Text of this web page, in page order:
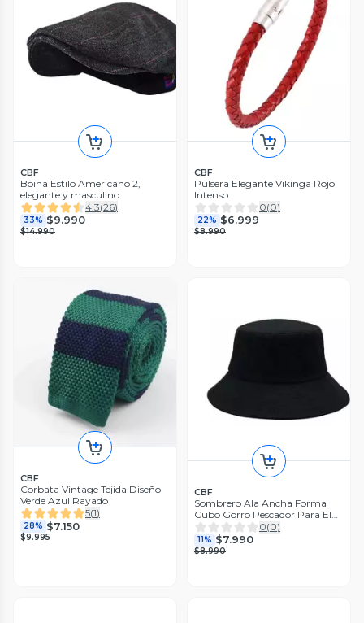
CBF
Boina Estilo Americano 2,
elegante y masculino.
4.3(26)
33% $9.990
$14.990
CBF
Pulsera Elegante Vikinga Rojo
Intenso
0(0)
22% $6.999
$8.990
CBF
Corbata Vintage Tejida Diseño
Verde Azul Rayado
5(1)
28% $7.150
$9.995
CBF
Sombrero Ala Ancha Forma
Cubo Gorro Pescador Para El
Sol Negro Estándar Adulto
0(0)
11% $7.990
$8.990